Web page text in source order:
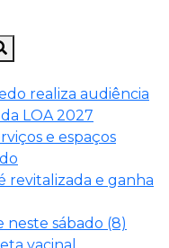
realiza audiência
LOA 2027
e espaços
revitalizada e ganha
neste sábado (8)